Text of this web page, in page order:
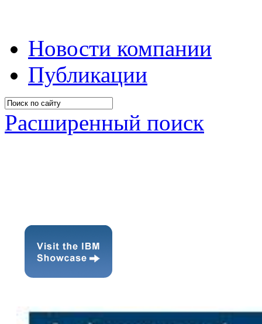
Новости компании
Публикации
Расширенный поиск